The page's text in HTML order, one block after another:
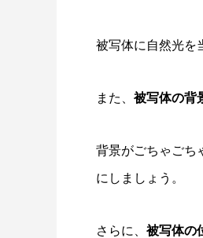
被写体に自然光を
また、 被写体の背
背景がごちゃごち
にしましょう。
さらに、 被写体の